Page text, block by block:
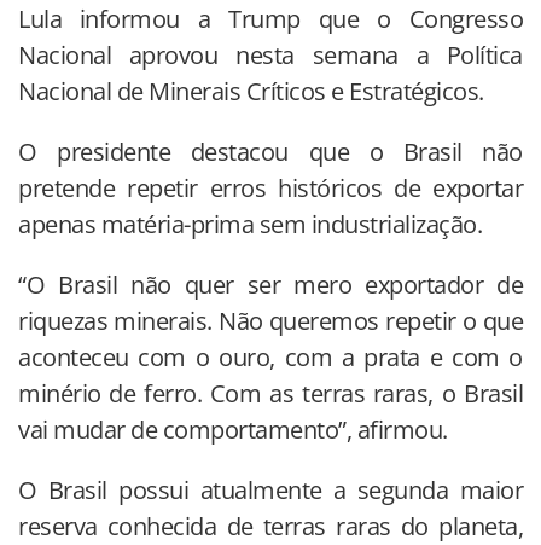
Lula informou a Trump que o Congresso
Nacional aprovou nesta semana a Política
Nacional de Minerais Críticos e Estratégicos.
O presidente destacou que o Brasil não
pretende repetir erros históricos de exportar
apenas matéria-prima sem industrialização.
“O Brasil não quer ser mero exportador de
riquezas minerais. Não queremos repetir o que
aconteceu com o ouro, com a prata e com o
minério de ferro. Com as terras raras, o Brasil
vai mudar de comportamento”, afirmou.
O Brasil possui atualmente a segunda maior
reserva conhecida de terras raras do planeta,